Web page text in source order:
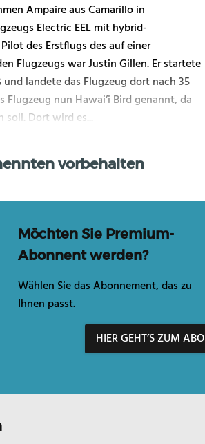
Ampaire aus Camarillo in
Electric EEL mit hybrid-
des Erstflugs des auf einer
Flugzeugs war Justin Gillen. Er startete
landete das Flugzeug dort nach 35
nun Hawai’i Bird genannt, da
Dort wird es...
vorbehalten
Möchten Sie Premium-
Abonnent werden?
Wählen Sie das Abonnement, das zu
Ihnen passt.
HIER GEHT’S ZUM ABO